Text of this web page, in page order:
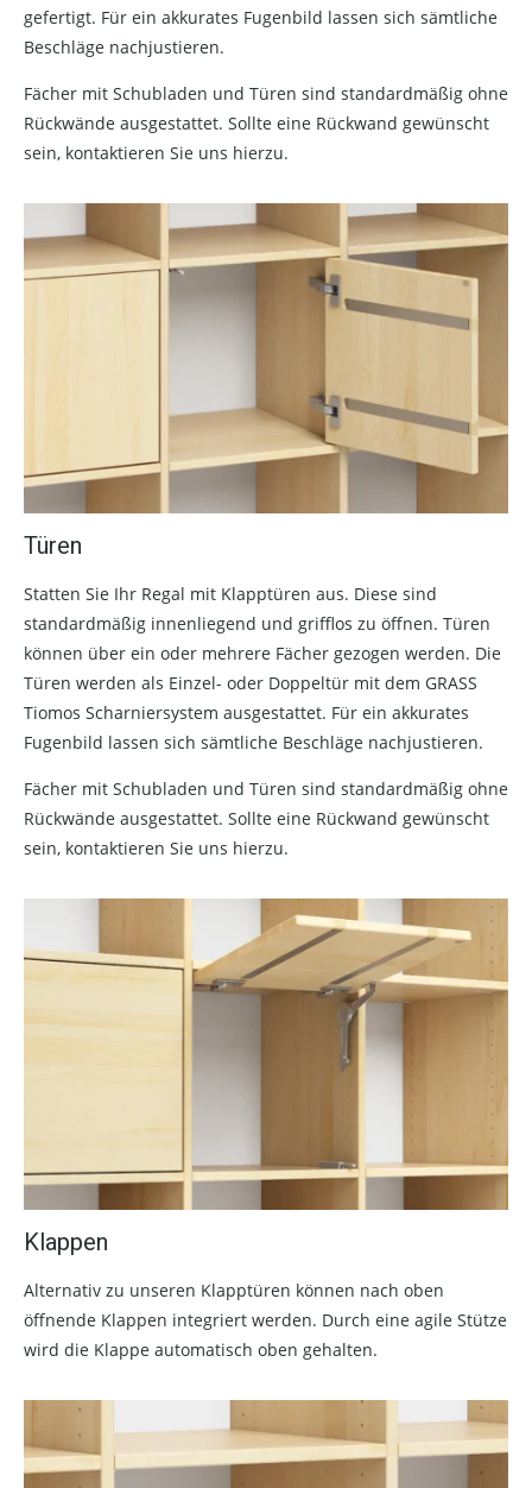
gefertigt. Für ein akkurates Fugenbild lassen sich sämtliche
Beschläge nachjustieren.
Fächer mit Schubladen und Türen sind standardmäßig ohne
Rückwände ausgestattet. Sollte eine Rückwand gewünscht
sein, kontaktieren Sie uns hierzu.
Türen
Statten Sie Ihr Regal mit Klapptüren aus. Diese sind
standardmäßig innenliegend und grifflos zu öffnen. Türen
können über ein oder mehrere Fächer gezogen werden. Die
Türen werden als Einzel- oder Doppeltür mit dem GRASS
Tiomos Scharniersystem ausgestattet. Für ein akkurates
Fugenbild lassen sich sämtliche Beschläge nachjustieren.
Fächer mit Schubladen und Türen sind standardmäßig ohne
Rückwände ausgestattet. Sollte eine Rückwand gewünscht
sein, kontaktieren Sie uns hierzu.
Klappen
Alternativ zu unseren Klapptüren können nach oben
öffnende Klappen integriert werden. Durch eine agile Stütze
wird die Klappe automatisch oben gehalten.